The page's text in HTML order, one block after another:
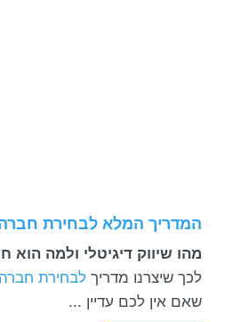
המדריך המלא לבחירת חברה
מהו שיווק דיגיטלי ולמה הוא
לכך שיצרנו מדריךלבחירת חברה
שאם אין לכם עדיין ...